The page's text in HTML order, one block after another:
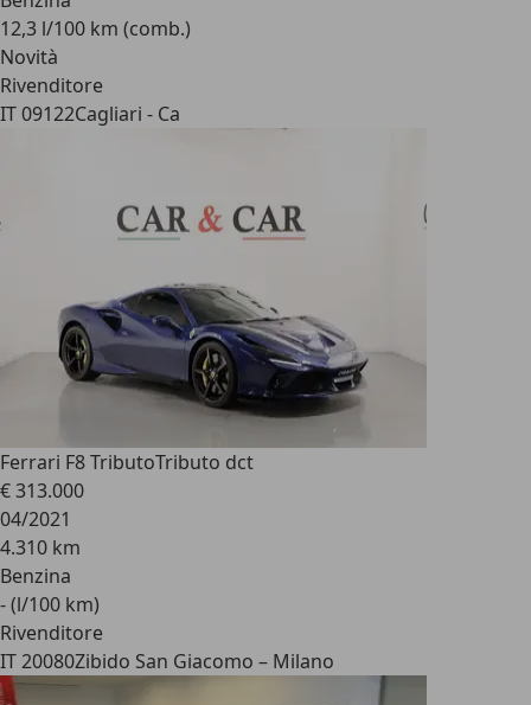
12,3 l/100 km (comb.)
Novità
Rivenditore
IT 09122Cagliari - Ca
Ferrari F8 TributoTributo dct
€ 313.000
04/2021
4.310 km
Benzina
- (l/100 km)
Rivenditore
IT 20080Zibido San Giacomo – Milano